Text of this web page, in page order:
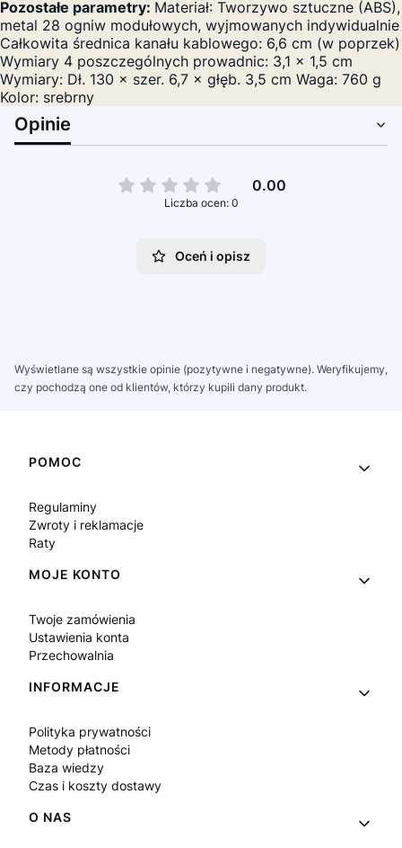
Pozostałe parametry: Materiał: Tworzywo sztuczne (ABS),
metal 28 ogniw modułowych, wyjmowanych indywidualnie
Całkowita średnica kanału kablowego: 6,6 cm (w poprzek)
Wymiary 4 poszczególnych prowadnic: 3,1 × 1,5 cm
Wymiary: Dł. 130 × szer. 6,7 × głęb. 3,5 cm Waga: 760 g
Kolor: srebrny
Opinie
0.00
Liczba ocen: 0
Oceń i opisz
Wyświetlane są wszystkie opinie (pozytywne i negatywne). Weryfikujemy,
czy pochodzą one od klientów, którzy kupili dany produkt.
Linki w stopce
POMOC
Regulaminy
Zwroty i reklamacje
Raty
MOJE KONTO
Twoje zamówienia
Ustawienia konta
Przechowalnia
INFORMACJE
Polityka prywatności
Metody płatności
Baza wiedzy
Czas i koszty dostawy
O NAS